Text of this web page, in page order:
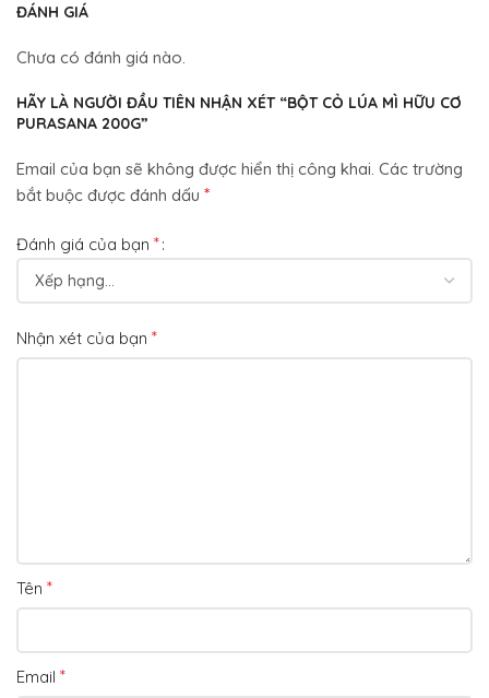
ĐÁNH GIÁ
Chưa có đánh giá nào.
HÃY LÀ NGƯỜI ĐẦU TIÊN NHẬN XÉT “BỘT CỎ LÚA MÌ HỮU CƠ
PURASANA 200G”
Email của bạn sẽ không được hiển thị công khai. Các trường
bắt buộc được đánh dấu *
Đánh giá của bạn *
Nhận xét của bạn *
Tên *
Email *